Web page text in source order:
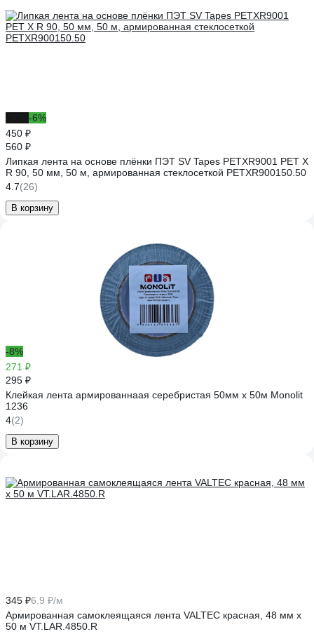
-6%
450 ₽
560 ₽
Липкая лента на основе плёнки ПЭТ SV Tapes PETXR9001 PET X
R 90, 50 мм, 50 м, армированная стеклосеткой PETXR900150.50
4.7(26)
В корзину
-8%
271 ₽
295 ₽
Клейкая лента армированнаая серебристая 50мм х 50м Monolit
1236
4(2)
В корзину
345 ₽6.9 ₽/м
Армированная самоклеящаяся лента VALTEC красная, 48 мм х
50 м VT.LAR.4850.R